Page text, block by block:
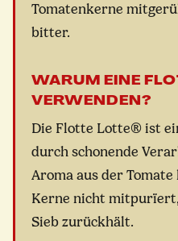
Tomatenkerne
bitter.
WARUM EINE
VERWENDEN?
Die Flotte Lotte® ist
durch schonende
Aroma aus der
Kerne nicht
Sieb zurückhält.